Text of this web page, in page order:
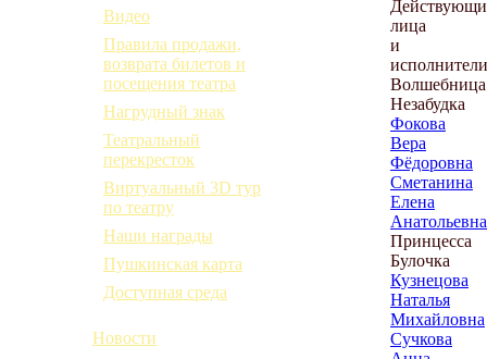
Видео
Правила продажи,
возврата билетов и
посещения театра
Нагрудный знак
Театральный
перекресток
Виртуальный 3D тур
по театру
Наши награды
Пушкинская карта
Доступная среда
Новости
лица
и
Волшебница
Незабудка
Фокова
Вера
Фёдоровна
Сметанина
Елена
Анатольевна
Принцесса
Булочка
Кузнецова
Наталья
Михайловна
Сучкова